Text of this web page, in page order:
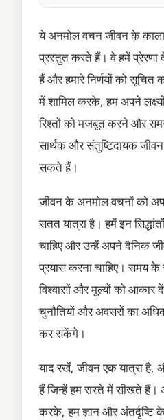
ये अनमोल वचन जीवन के
प्रस्तुत करते हैं। वे हमें प्रेरणा
हैं और हमारे निर्णयों को
में शामिल करके, हम अपने
रिश्तों को मजबूत करने और
सार्थक और संतुष्टिदायक
सकते हैं।
जीवन के अनमोल वचनों को
सतत यात्रा है। हमें इन
चाहिए और उन्हें अपने दैनिक
प्रयास करना चाहिए। समय
विश्वासों और मूल्यों को
चुनौतियों और अवसरों का
कर सकेंगे।
याद रखें, जीवन एक यात्रा है,
हैं जिन्हें हम रास्ते में सीखते
करके, हम ज्ञान और अंतर्दृष्टि